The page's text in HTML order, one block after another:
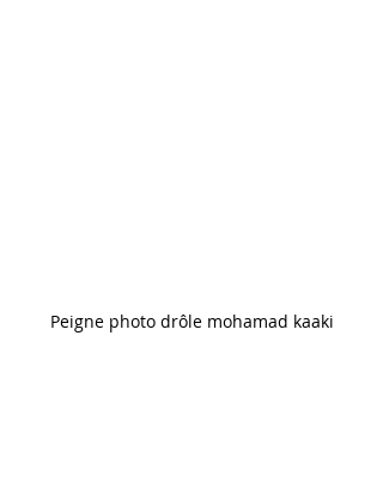
Peigne photo drôle mohamad kaaki